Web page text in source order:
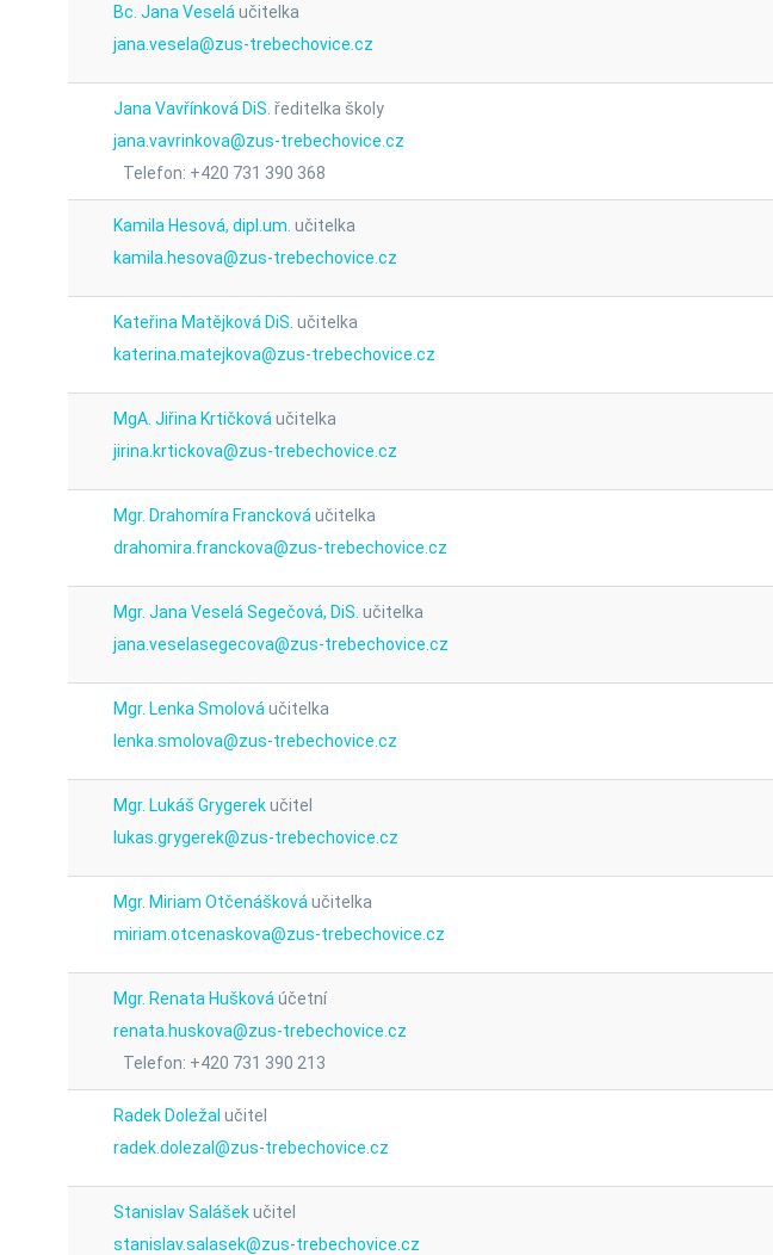
Bc. Jana Veselá učitelka
jana.vesela@zus-trebechovice.cz
Jana Vavřínková DiS. ředitelka školy
jana.vavrinkova@zus-trebechovice.cz
Telefon: +420 731 390 368
Kamila Hesová, dipl.um. učitelka
kamila.hesova@zus-trebechovice.cz
Kateřina Matějková DiS. učitelka
katerina.matejkova@zus-trebechovice.cz
MgA. Jiřina Krtičková učitelka
jirina.krtickova@zus-trebechovice.cz
Mgr. Drahomíra Francková učitelka
drahomira.franckova@zus-trebechovice.cz
Mgr. Jana Veselá Segečová, DiS. učitelka
jana.veselasegecova@zus-trebechovice.cz
Mgr. Lenka Smolová učitelka
lenka.smolova@zus-trebechovice.cz
Mgr. Lukáš Grygerekučitel
lukas.grygerek@zus-trebechovice.cz
Mgr. Miriam Otčenášková učitelka
miriam.otcenaskova@zus-trebechovice.cz
Mgr. Renata Hušková účetní
renata.huskova@zus-trebechovice.cz
Telefon: +420 731 390 213
Radek Doležal učitel
radek.dolezal@zus-trebechovice.cz
Stanislav Salášekučitel
stanislav.salasek@zus-trebechovice.cz